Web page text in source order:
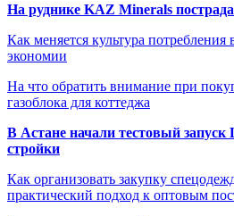
На руднике KAZ Minerals
Как меняется культура потребления
экономии
На что обратить внимание при
газоблока для коттеджа
В Астане начали тестовый запуск
стройки
Как организовать закупку
практический подход к оптовым